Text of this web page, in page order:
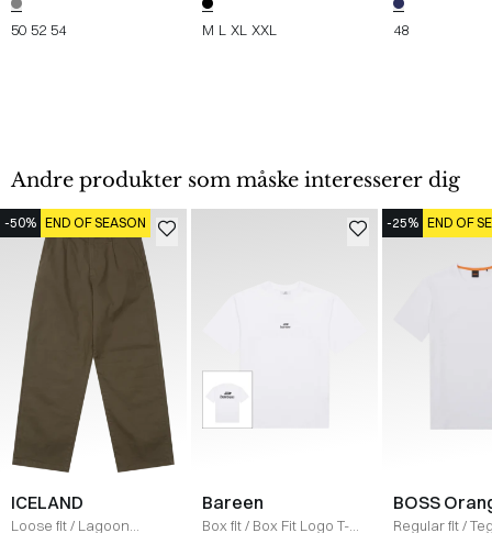
50 52 54 M L XL XXL 48
Andre produkter som måske interesserer dig
-50% END OF SEASON
ICELAND
Loose fit/ Lagoon
Bareen
Box fit/ Box Fit Logo T-
-25% END OF
BOSS
Regular fit/